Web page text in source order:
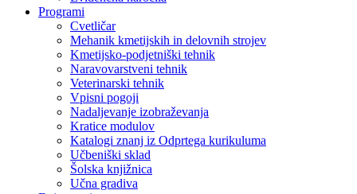
Programi
Cvetličar
Mehanik kmetijskih in delovnih strojev
Kmetijsko-podjetniški tehnik
Naravovarstveni tehnik
Veterinarski tehnik
Vpisni pogoji
Nadaljevanje izobraževanja
Kratice modulov
Katalogi znanj iz Odprtega kurikuluma
Učbeniški sklad
Šolska knjižnica
Učna gradiva